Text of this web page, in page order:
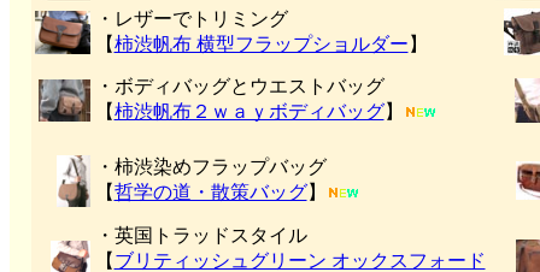
・レザーでトリミング
【柿渋帆布 横型フラップショルダー 】
・ボディバッグとウエストバッグ
【柿渋帆布２ｗａｙボディバッグ】
・柿渋染めフラップバッグ
【哲学の道・散策バッグ】
・英国トラッドスタイル
【 ブリティッシュグリーン オックスフォード